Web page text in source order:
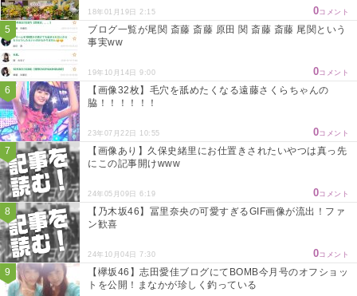
18年01月19日 2:15 0コメント
ブログ一覧が尾関 斎藤 斎藤 原田 関 斎藤 斎藤 尾関という
事実ww
19年10月14日 9:00 0コメント
【画像32枚】毛穴を舐めたくなる遠藤さくらちゃんの
脇！！！！！！
23年07月22日 10:55 0コメント
【画像あり】久保史緒里にお仕置きされたいやつは真っ先
にこの記事開けwww
24年05月09日 6:19 0コメント
【乃木坂46】冨里奈央の可愛すぎるGIF画像が流出！ファ
ン歓喜
24年10月04日 7:30 0コメント
【欅坂46】志田愛佳ブログにてBOMB今月号のオフショッ
トを公開！まなかが珍しく釣っている